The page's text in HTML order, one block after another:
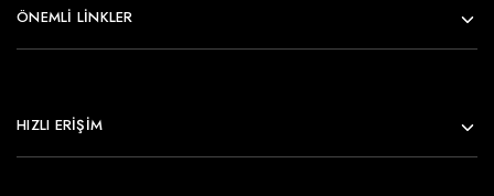
ÖNEMLI LINKLER
HIZLI ERİŞİM